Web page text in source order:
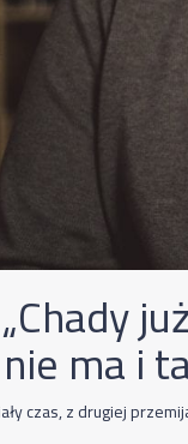
ma i
czas, z drugiej